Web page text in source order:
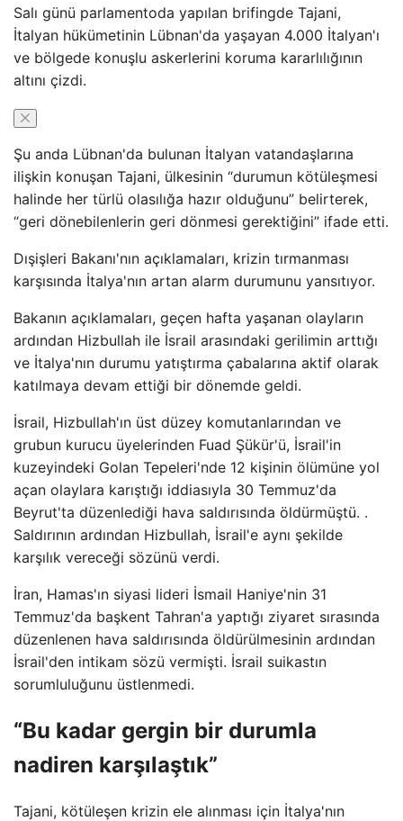
Salı günü parlamentoda yapılan brifingde Tajani,
İtalyan hükümetinin Lübnan'da yaşayan 4.000 İtalyan'ı
ve bölgede konuşlu askerlerini koruma kararlılığının
altını çizdi.
Şu anda Lübnan'da bulunan İtalyan vatandaşlarına
ilişkin konuşan Tajani, ülkesinin “durumun kötüleşmesi
halinde her türlü olasılığa hazır olduğunu” belirterek,
“geri dönebilenlerin geri dönmesi gerektiğini” ifade etti.
Dışişleri Bakanı'nın açıklamaları, krizin tırmanması
karşısında İtalya'nın artan alarm durumunu yansıtıyor.
Bakanın açıklamaları, geçen hafta yaşanan olayların
ardından Hizbullah ile İsrail arasındaki gerilimin arttığı
ve İtalya'nın durumu yatıştırma çabalarına aktif olarak
katılmaya devam ettiği bir dönemde geldi.
İsrail, Hizbullah'ın üst düzey komutanlarından ve
grubun kurucu üyelerinden Fuad Şükür'ü, İsrail'in
kuzeyindeki Golan Tepeleri'nde 12 kişinin ölümüne yol
açan olaylara karıştığı iddiasıyla 30 Temmuz'da
Beyrut'ta düzenlediği hava saldırısında öldürmüştü. .
Saldırının ardından Hizbullah, İsrail'e aynı şekilde
karşılık vereceği sözünü verdi.
İran, Hamas'ın siyasi lideri İsmail Haniye'nin 31
Temmuz'da başkent Tahran'a yaptığı ziyaret sırasında
düzenlenen hava saldırısında öldürülmesinin ardından
İsrail'den intikam sözü vermişti. İsrail suikastın
sorumluluğunu üstlenmedi.
“Bu kadar gergin bir durumla
nadiren karşılaştık”
Tajani, kötüleşen krizin ele alınması için İtalya'nın